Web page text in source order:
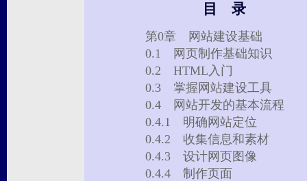
目 录
第0章 网站建设基础
0.1 网页制作基础知识
0.2 HTML入门
0.3 掌握网站建设工具
0.4 网站开发的基本流程
0.4.1 明确网站定位
0.4.2 收集信息和素材
0.4.3 设计网页图像
0.4.4 制作页面